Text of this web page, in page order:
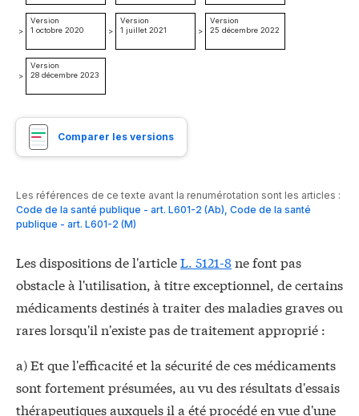
>
Version
1 octobre 2020
>
Version
1 juillet 2021
>
Version
25 décembre 2022
>
Version
28 décembre 2023
Comparer les versions
Les références de ce texte avant la renumérotation sont les articles :
Code de la santé publique - art. L601-2 (Ab), Code de la santé
publique - art. L601-2 (M)
Les dispositions de l'articleL. 5121-8 ne font pas
obstacle à l'utilisation, à titre exceptionnel, de certains
médicaments destinés à traiter des maladies graves ou
rares lorsqu'il n'existe pas de traitement approprié :
a) Et que l'efficacité et la sécurité de ces médicaments
sont fortement présumées, au vu des résultats d'essais
thérapeutiques auxquels il a été procédé en vue d'une